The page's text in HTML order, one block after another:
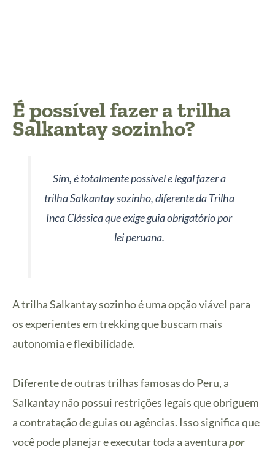
É possível fazer a trilha
Salkantay sozinho?
Sim, é totalmente possível e legal fazer a
trilha Salkantay sozinho, diferente da Trilha
Inca Clássica que exige guia obrigatório por
lei peruana.
A trilha Salkantay sozinho é uma opção viável para
os experientes em trekking que buscam mais
autonomia e flexibilidade.
Diferente de outras trilhas famosas do Peru, a
Salkantay não possui restrições legais que obriguem
a contratação de guias ou agências. Isso significa que
você pode planejar e executar toda a aventurapor